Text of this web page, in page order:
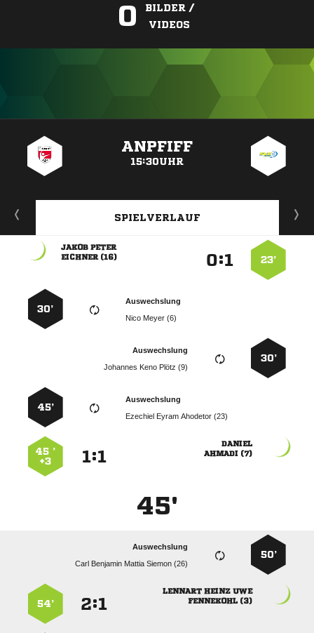
0
BILDER /
VIDEOS
ANPFIFF
15:30UHR
SPIELVERLAUF
23’
:
 
 
Auswechslung
  
30’
30’
Auswechslung
   
Auswechslung
   
45’

 
:
45 ’
+3
45'
50’
Auswechslung
    
  
 
:
54’